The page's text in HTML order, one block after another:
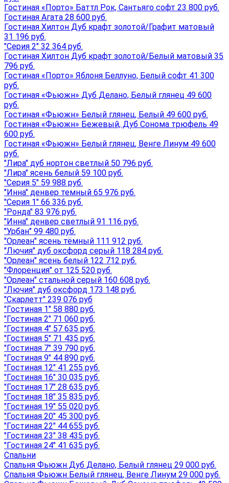
Гостиная «Порто» Баттл Рок, Сантьяго софт 23 800 руб.
Гостиная Агата 28 600 руб.
Гостиная Хилтон Дуб крафт золотой/Графит матовый
31 196 руб.
"Серия 2" 32 364 руб.
Гостиная Хилтон Дуб крафт золотой/Белый матовый 35
796 руб.
Гостиная «Порто» Яблоня Беллуно, Белый софт 41 300
руб.
Гостиная «Фьюжн» Дуб Делано, Белый глянец 49 600
руб.
Гостиная «Фьюжн» Белый глянец, Белый 49 600 руб.
Гостиная «Фьюжн» Бежевый, Дуб Сонома трюфель 49
600 руб.
Гостиная «Фьюжн» Белый глянец, Венге Линум 49 600
руб.
"Лира" дуб нортон светлый 50 796 руб.
"Лира" ясень белый 59 100 руб.
"Серия 5" 59 988 руб.
"Инна" денвер темный 65 976 руб.
"Серия 1" 66 336 руб.
"Ронда" 83 976 руб.
"Инна" денвер светлый 91 116 руб.
"Урбан" 99 480 руб.
"Орлеан" ясень тёмный 111 912 руб.
"Лючия" дуб оксфорд серый 118 284 руб.
"Орлеан" ясень белый 122 712 руб.
"Флоренция" от 125 520 руб.
"Орлеан" стальной серый 160 608 руб.
"Лючия" дуб оксфорд 173 148 руб.
"Скарлетт" 239 076 руб
"Гостиная 1" 58 880 руб.
"Гостиная 2" 71 060 руб.
"Гостиная 4" 57 635 руб.
"Гостиная 5" 71 435 руб.
"Гостиная 7" 39 790 руб.
"Гостиная 9" 44 890 руб.
"Гостиная 12" 41 255 руб.
"Гостиная 16" 30 035 руб.
"Гостиная 17" 28 635 руб.
"Гостиная 18" 35 835 руб.
"Гостиная 19" 55 020 руб.
"Гостиная 20" 45 300 руб.
"Гостиная 22" 44 655 руб.
"Гостиная 23" 38 435 руб.
"Гостиная 24" 41 635 руб.
Спальни
Спальня Фьюжн Дуб Делано, Белый глянец 29 000 руб.
Спальня Фьюжн Белый глянец, Венге Линум 29 000 руб.